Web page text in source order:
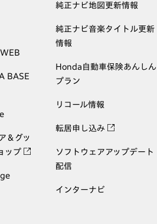
BASE
＆グッ
ップ
純正ナビ地図更新情報
純正ナビ音楽タイトル更新
情報
Honda自動車保険あんしん
プラン
リコール情報
転居申し込み
ソフトウェアアップデート
配信
インターナビ